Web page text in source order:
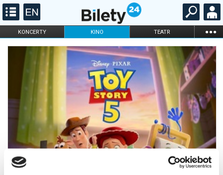
KONCERTY KINO TEATR ...
FILHARMONIA OPERA I BALET
STAND-UP
ONLINE KARNETY